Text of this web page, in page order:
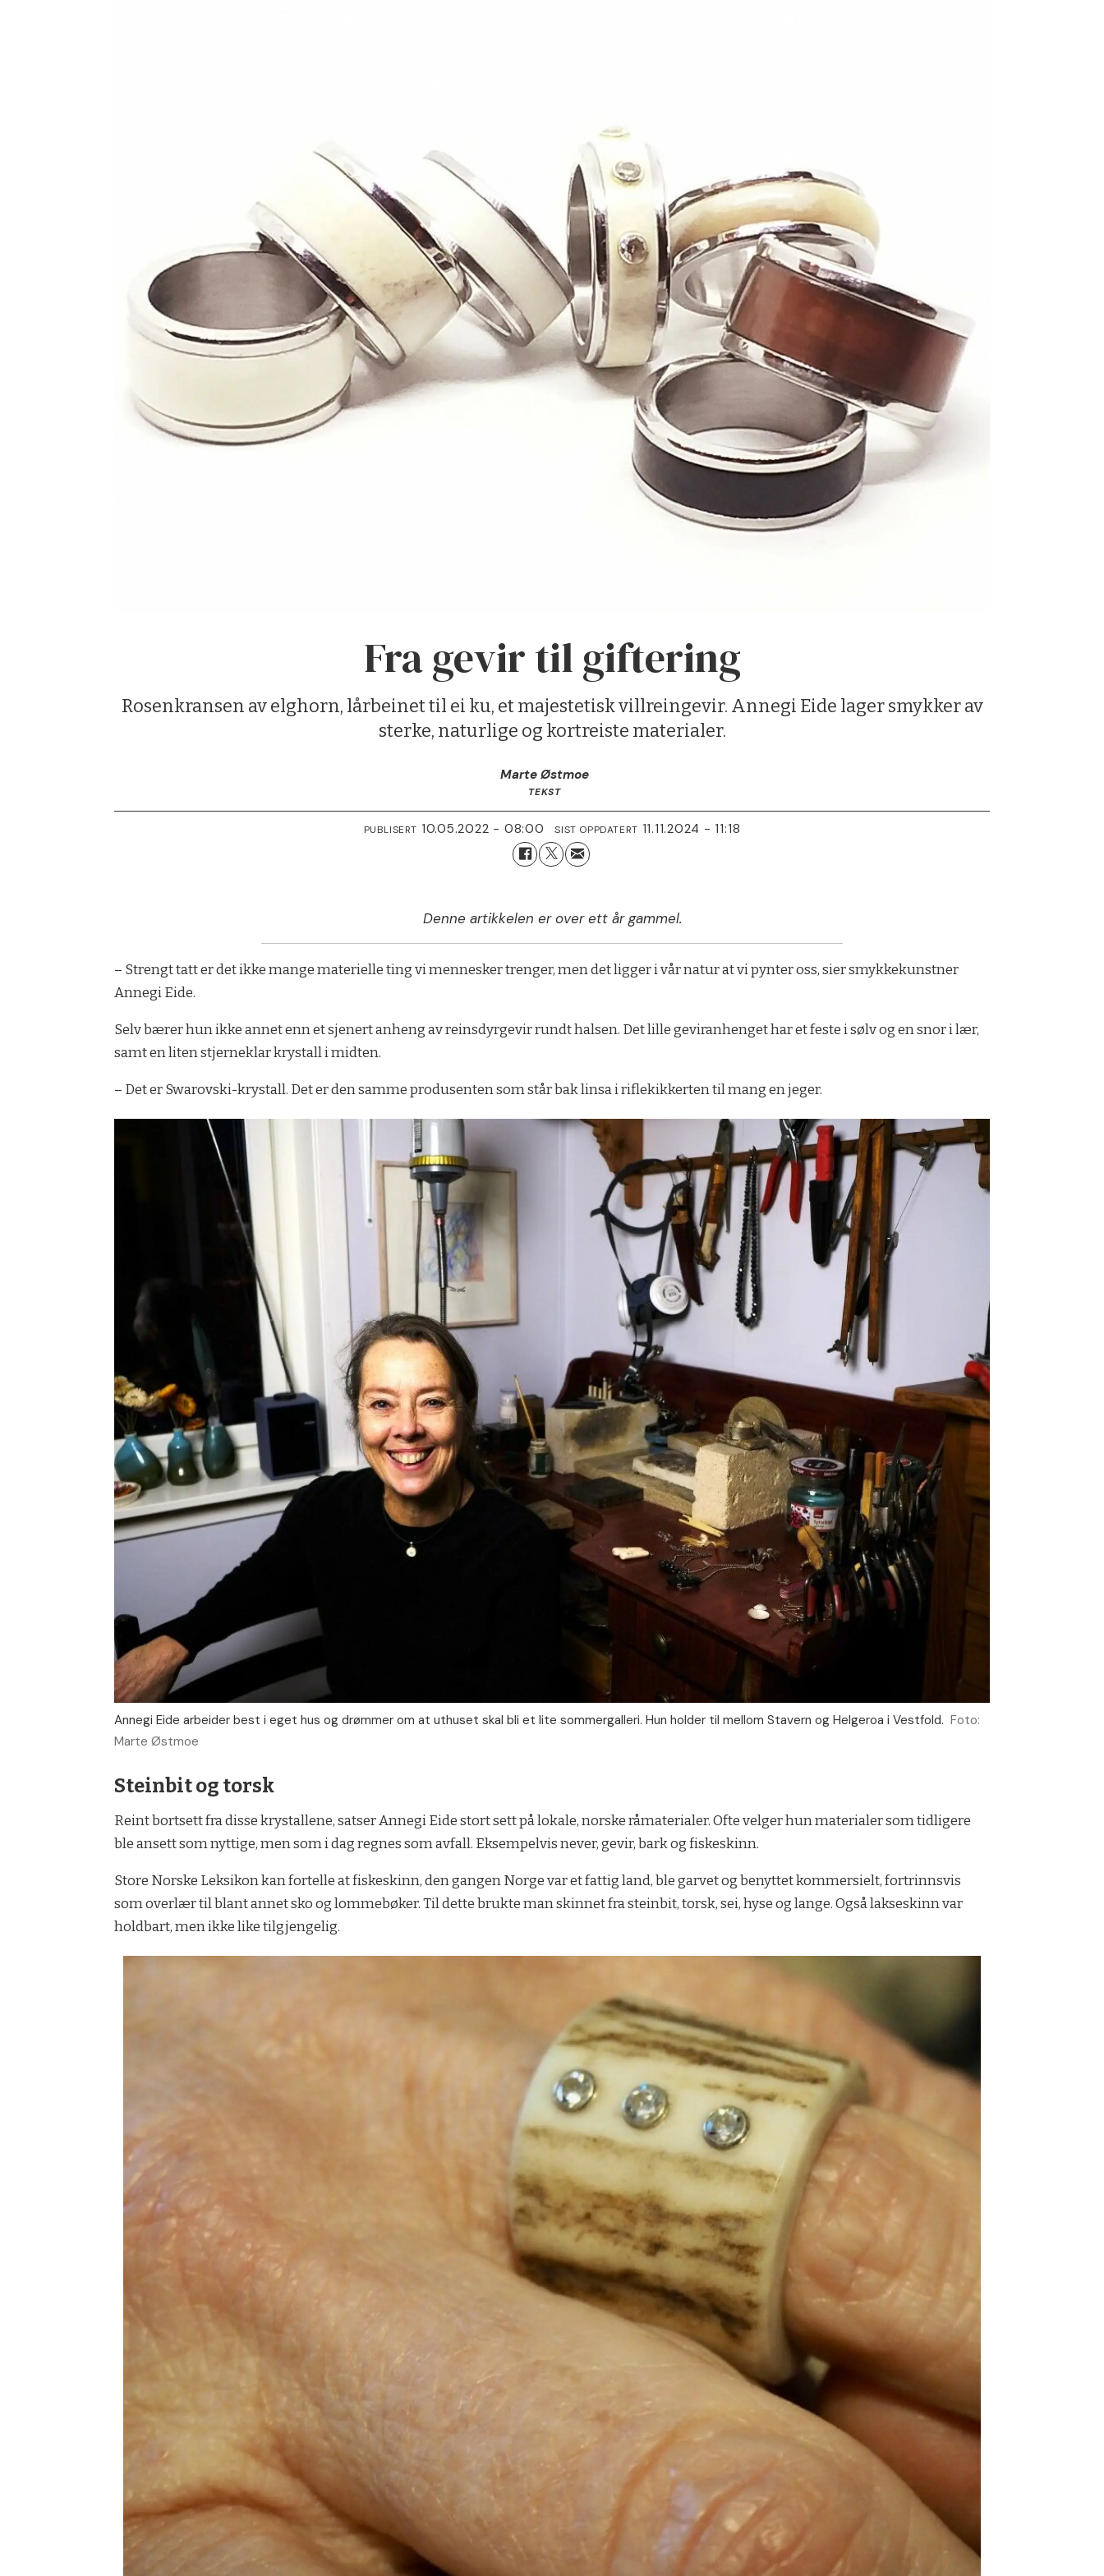
Fra gevir til giftering
Rosenkransen av elghorn, lårbeinet til ei ku, et majestetisk villreingevir. Annegi Eide lager smykker av
sterke, naturlige og kortreiste materialer.
Marte Østmoe
TEKST
PUBLISERT 10.05.2022 - 08:00 SIST OPPDATERT 11.11.2024 - 11:18
Denne artikkelen er over ett år gammel.
– Strengt tatt er det ikke mange materielle ting vi mennesker trenger, men det ligger i vår natur at vi pynter oss, sier smykkekunstner
Annegi Eide.
Selv bærer hun ikke annet enn et sjenert anheng av reinsdyrgevir rundt halsen. Det lille geviranhenget har et feste i sølv og en snor i lær,
samt en liten stjerneklar krystall i midten.
– Det er Swarovski-krystall. Det er den samme produsenten som står bak linsa i riflekikkerten til mang en jeger.
Annegi Eide arbeider best i eget hus og drømmer om at uthuset skal bli et lite sommergalleri. Hun holder til mellom Stavern og Helgeroa i Vestfold. Foto:
Marte Østmoe
Steinbit og torsk
Reint bortsett fra disse krystallene, satser Annegi Eide stort sett på lokale, norske råmaterialer. Ofte velger hun materialer som tidligere
ble ansett som nyttige, men som i dag regnes som avfall. Eksempelvis never, gevir, bark og fiskeskinn.
Store Norske Leksikon kan fortelle at fiskeskinn, den gangen Norge var et fattig land, ble garvet og benyttet kommersielt, fortrinnsvis
som overlær til blant annet sko og lommebøker. Til dette brukte man skinnet fra steinbit, torsk, sei, hyse og lange. Også lakseskinn var
holdbart, men ikke like tilgjengelig.